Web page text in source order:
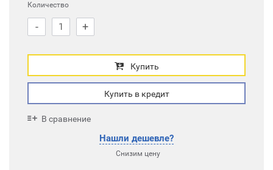
Количество
- +
Купить
Купить в кредит
В сравнение
Нашли дешевле?
Снизим цену